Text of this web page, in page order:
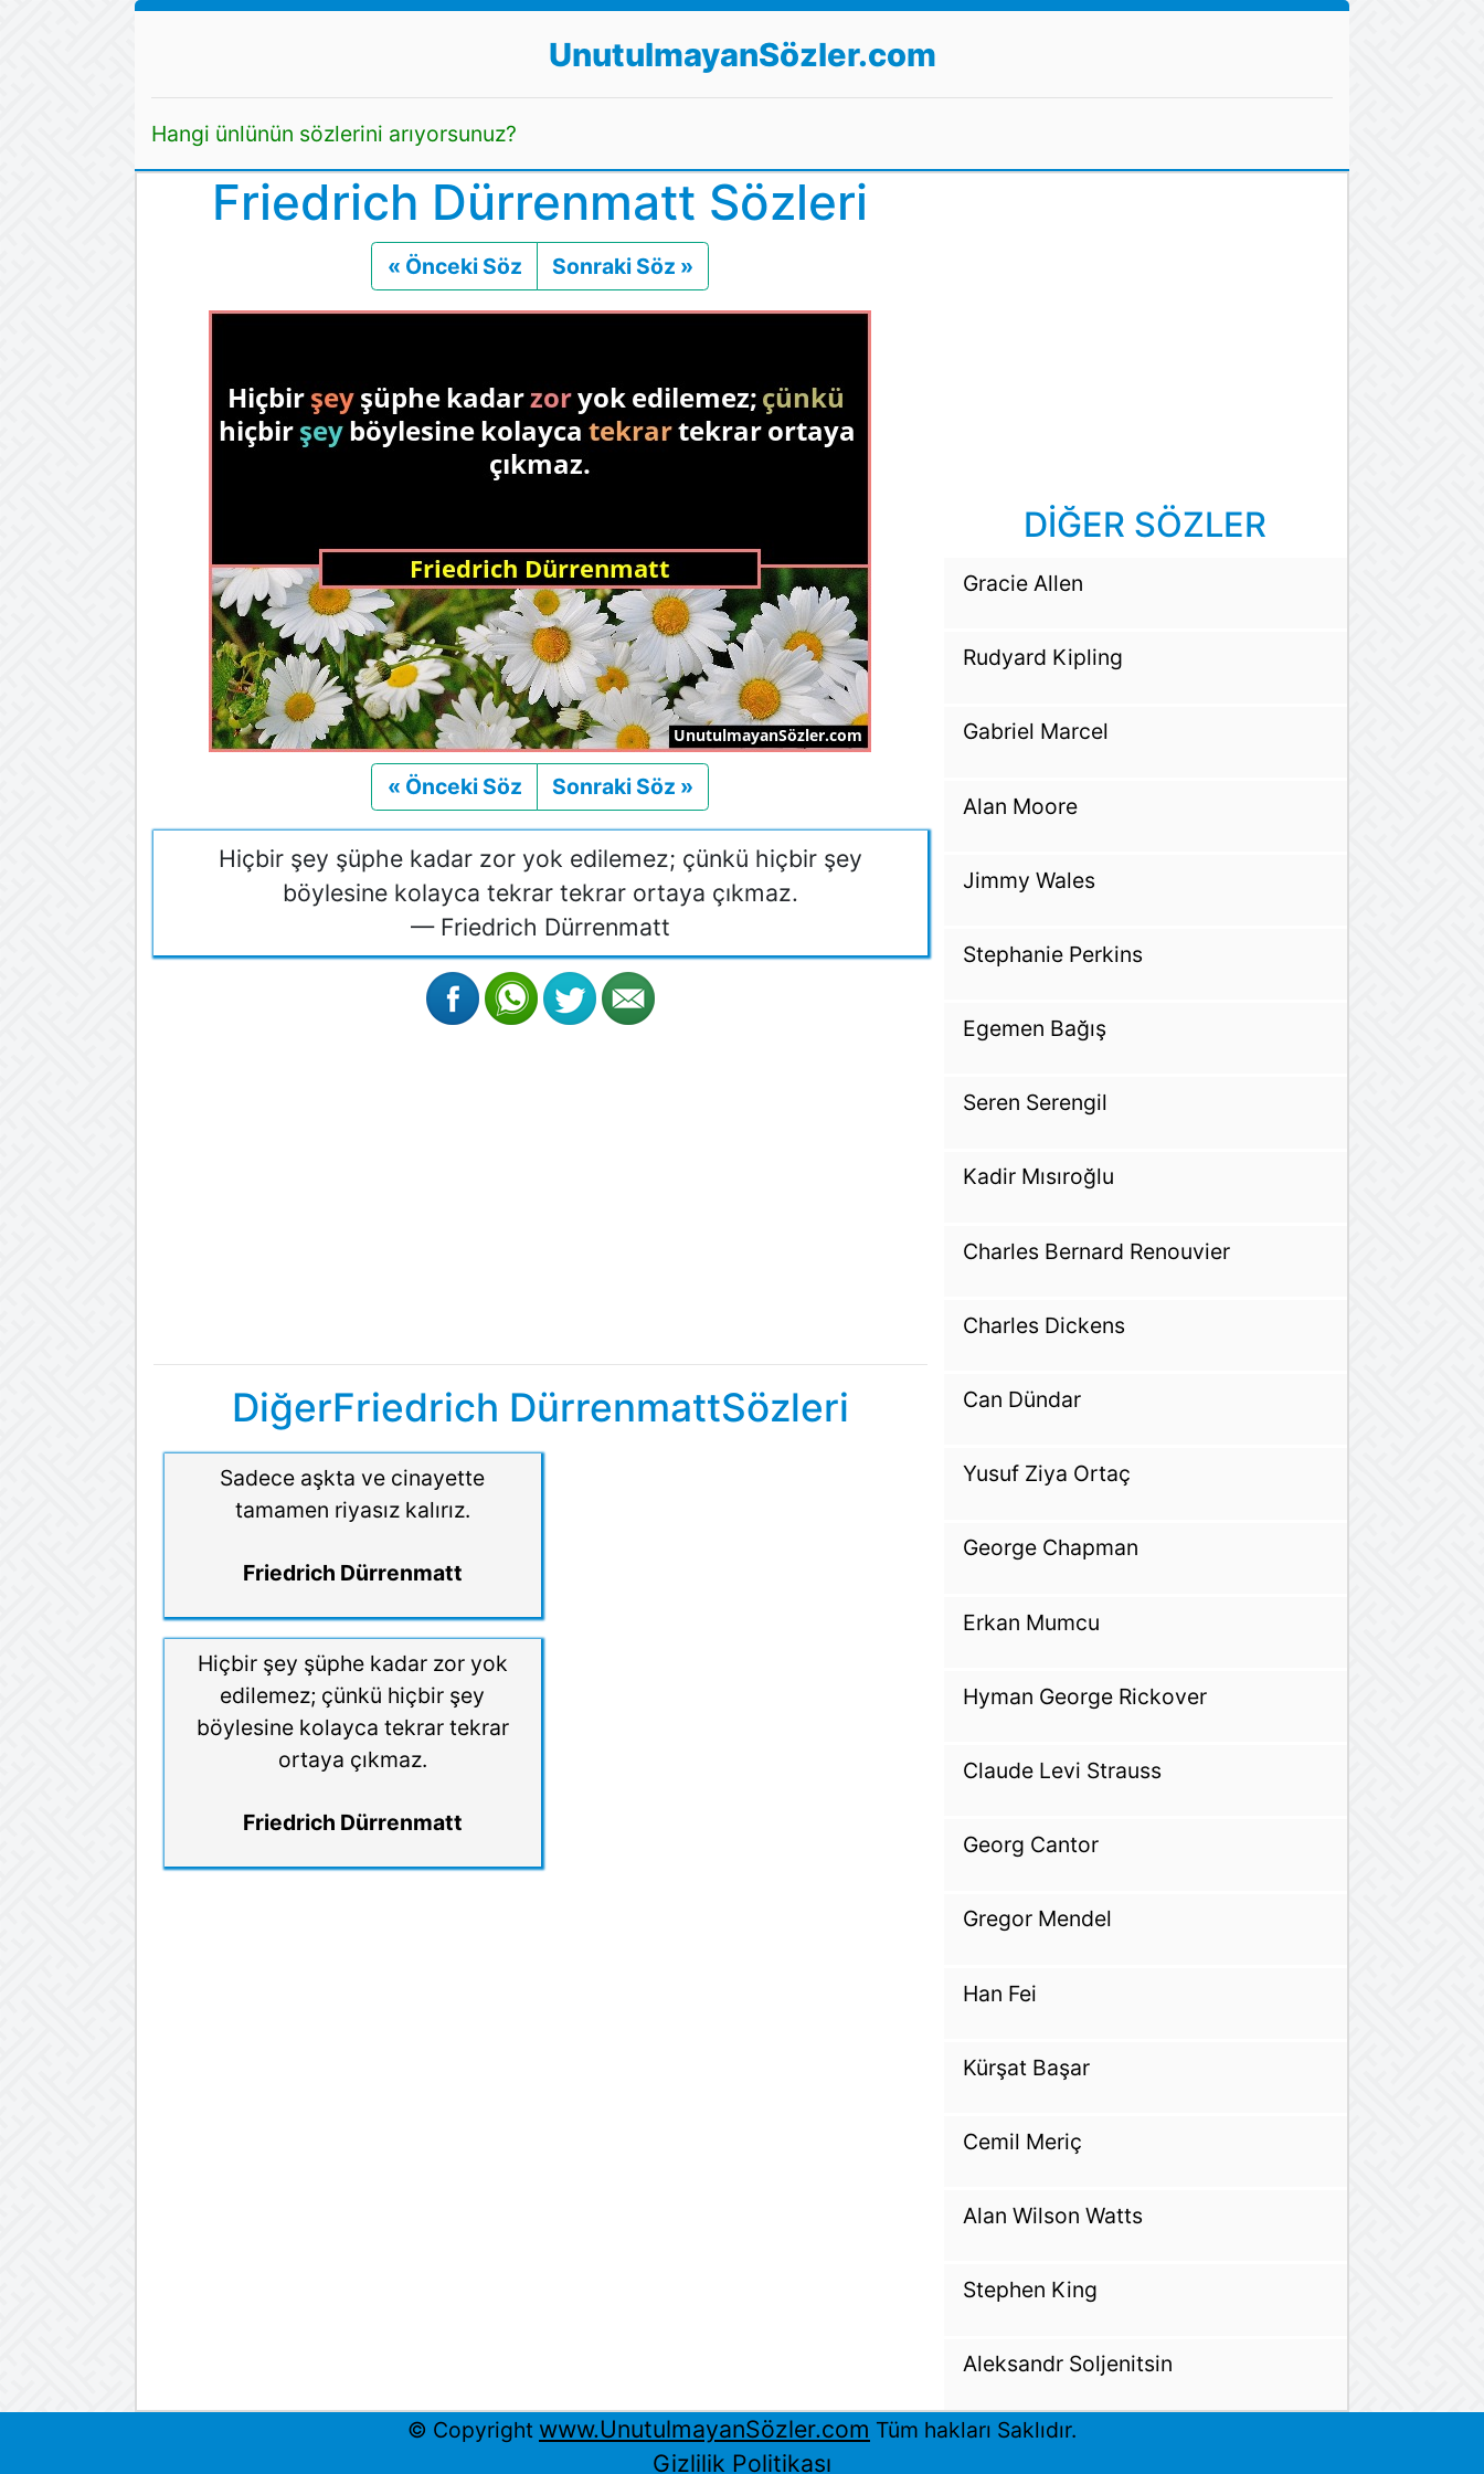
UnutulmayanSözler.com
Hangi ünlünün sözlerini arıyorsunuz?
Friedrich Dürrenmatt Sözleri
« Önceki Söz Önceki
Sonraki Söz »
« Önceki Söz Önceki
Sonraki Söz »
Hiçbir şey şüphe kadar zor yok edilemez; çünkü hiçbir şey
böylesine kolayca tekrar tekrar ortaya çıkmaz.
— Friedrich Dürrenmatt
DiğerFriedrich DürrenmattSözleri
Sadece aşkta ve cinayette
tamamen riyasız kalırız.
Friedrich Dürrenmatt
Hiçbir şey şüphe kadar zor yok
edilemez; çünkü hiçbir şey
böylesine kolayca tekrar tekrar
ortaya çıkmaz.
Friedrich Dürrenmatt
DİĞER SÖZLER
Gracie Allen
Rudyard Kipling
Gabriel Marcel
Alan Moore
Jimmy Wales
Stephanie Perkins
Egemen Bağış
Seren Serengil
Kadir Mısıroğlu
Charles Bernard Renouvier
Charles Dickens
Can Dündar
Yusuf Ziya Ortaç
George Chapman
Erkan Mumcu
Hyman George Rickover
Claude Levi Strauss
Georg Cantor
Gregor Mendel
Han Fei
Kürşat Başar
Cemil Meriç
Alan Wilson Watts
Stephen King
Aleksandr Soljenitsin
© Copyright www.UnutulmayanSözler.com Tüm hakları Saklıdır.
Gizlilik Politikası